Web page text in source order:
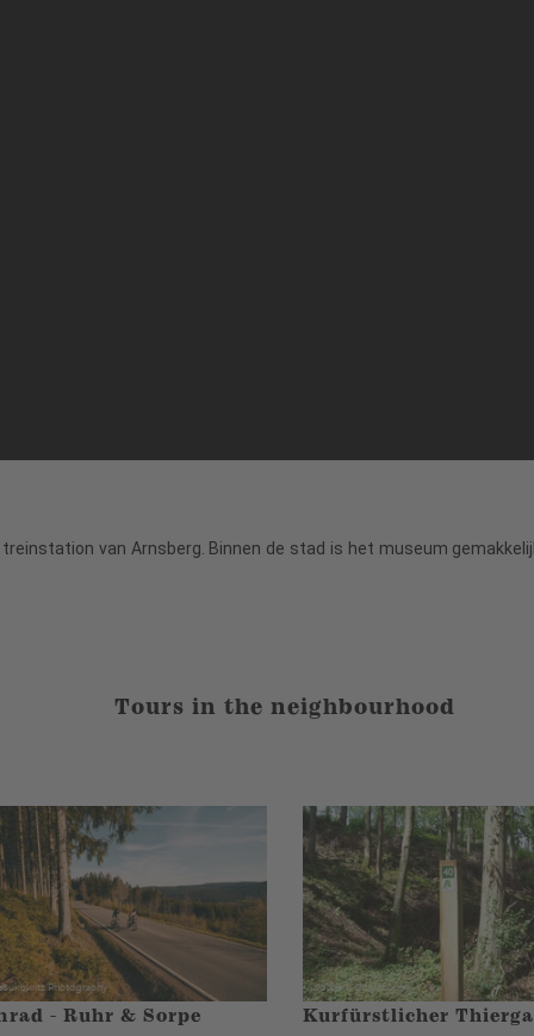
van Arnsberg. Binnen de stad is het museum
Tours in the neighbourhood
- Ruhr & Sorpe Kurfürstlicher